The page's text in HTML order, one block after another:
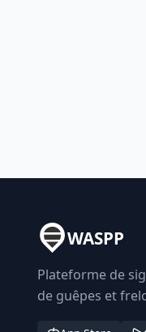
WASPP
Plateforme de
de guêpes et